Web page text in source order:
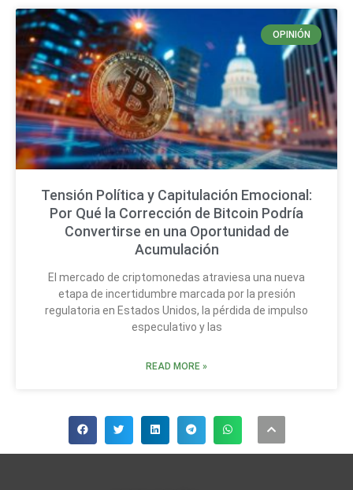
OPINIÓN
Tensión Política y Capitulación Emocional:
Por Qué la Corrección de Bitcoin Podría
Convertirse en una Oportunidad de
Acumulación
El mercado de criptomonedas atraviesa una nueva
etapa de incertidumbre marcada por la presión
regulatoria en Estados Unidos, la pérdida de impulso
especulativo y las
READ MORE »